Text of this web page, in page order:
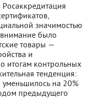
значимостью
было
товары —
и
итогам контрольных
тенденция:
на 20%
предыдущего